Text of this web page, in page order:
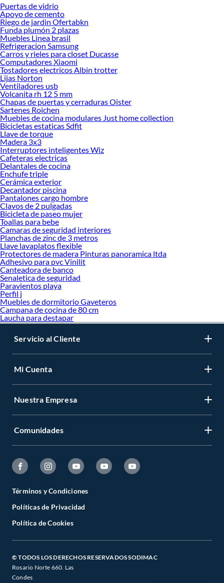
Desde remodelaciones hasta proyectos de decoración, estamos aquí para hacer
tus ideas realidad. ¡Visítanos y encuentra todo lo que tenemos para ofrecerte en
Focos Sobrepuestos!
Explora la variedad de productos de Focos Sobrepuestos en Sodimac
Herramientas, materiales y accesorios de calidad para tus proyectos y
renovación de espacios. ¡Visítanos y descubre todo lo que tenemos para
ofrecerte!
Encuentra una amplia variedad de productos de Focos Sobrepuestos en
Sodimac. Encuentra todo lo necesario para tus proyectos de renovación y
decoración. ¡Visítanos y haz tus ideas realidad!
Puertas de vidrio
Apoyo de cemento
Riego de jardin Ofertabkn
Funda plumón 2 plazas
Muebles Linea brasil
Refrigeracion Samsung
Carros y rieles para closet Ducasse
Computadores Xiaomi
Tostadores electricos Albin trotter
Lijas Norton
Ventiladores usb
Volcanita rh 12 5 mm
Chapas de puertas y cerraduras Oister
Sartenes Roichen
Muebles de cocina modulares Just home collection
Bicicletas estaticas Sdfit
Llave de torque
Madera 3x3
Interruptores inteligentes Wiz
Cafeteras electricas
Delantales de cocina
Enchufe triple
Cerámica exterior
Decantador piscina
Pantalones cargo hombre
Clavos de 2 pulgadas
Bicicleta de paseo mujer
Toallas para bebe
Camaras de seguridad interiores
Planchas de zinc de 3 metros
Llave lavaplatos flexible
Protectores de madera Pinturas panoramica ltda
Adhesivo para pvc Vinilit
Canteadora de banco
Senaletica de seguridad
Paravientos playa
Perfil j
Muebles de dormitorio Gaveteros
Campana de cocina de 80 cm
Laucha para destapar
Servicio al Cliente
Mi Cuenta
Nuestra Empresa
Comunidades
Términos y Condiciones
Políticas de Privacidad
Política de Cookies
© TODOS LOS DERECHOS RESERVADOS SODIMAC
Rosario Norte 660. Las
Condes